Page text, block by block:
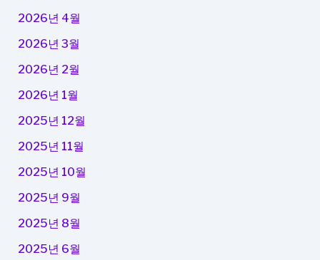
2026년 4월
2026년 3월
2026년 2월
2026년 1월
2025년 12월
2025년 11월
2025년 10월
2025년 9월
2025년 8월
2025년 6월